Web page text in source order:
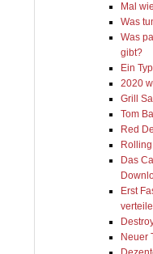
Mal
Was
Was
gibt?
Ein
2020
Grill
Tom
Red
Das
Erst
Neuer